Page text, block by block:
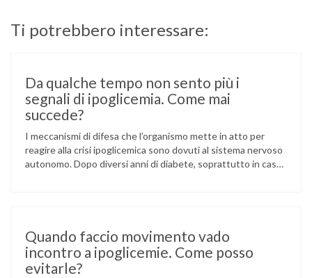
Ti potrebbero interessare:
Da qualche tempo non sento più i
segnali di ipoglicemia. Come mai
succede?
I meccanismi di difesa che l’organismo mette in atto per
reagire alla crisi ipoglicemica sono dovuti al sistema nervoso
autonomo. Dopo diversi anni di diabete, soprattutto in caso
Quando faccio movimento vado
incontro a ipoglicemie. Come posso
evitarle?